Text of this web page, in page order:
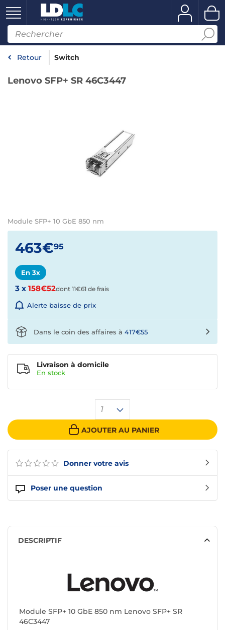
Retour Switch
Lenovo SFP+ SR 46C3447
Module SFP+ 10 GbE 850 nm
Donner votre avis
Poser une question
463€95
En 3x
3 x 158€52dont 11€61 de frais
Alerte baisse de prix
1
AJOUTER AU PANIER
Livraison à domicile
En stock
Dans le coin des affaires à 417€55
DESCRIPTIF
Module SFP+ 10 GbE 850 nm Lenovo SFP+ SR
46C3447